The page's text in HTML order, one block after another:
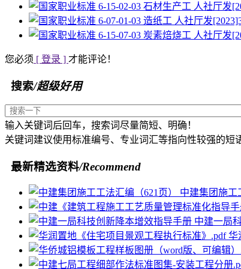
您必须 [ 登录 ] 才能评论！
搜索/超级好用
输入关键词后回车，搜索词尽量简短、明确！
关键词建议使用标准编号、专业词汇等指向性较强的短
最新精选资料/Recommend
中建集团施工
中建一局
华